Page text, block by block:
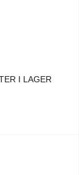
I LAGER